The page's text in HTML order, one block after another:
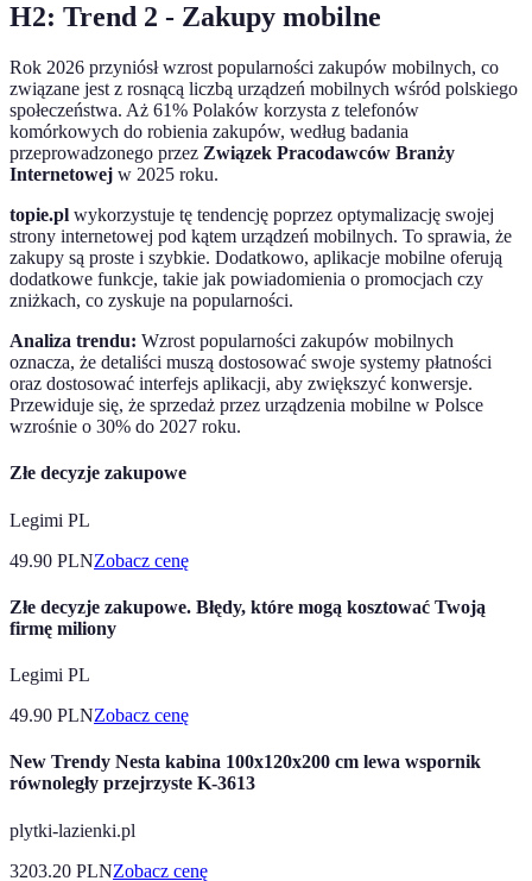
H2: Trend 2 - Zakupy mobilne
Rok 2026 przyniósł wzrost popularności zakupów mobilnych, co
związane jest z rosnącą liczbą urządzeń mobilnych wśród polskiego
społeczeństwa. Aż 61% Polaków korzysta z telefonów
komórkowych do robienia zakupów, według badania
przeprowadzonego przez Związek Pracodawców Branży
Internetowej w 2025 roku.
topie.pl wykorzystuje tę tendencję poprzez optymalizację swojej
strony internetowej pod kątem urządzeń mobilnych. To sprawia, że
zakupy są proste i szybkie. Dodatkowo, aplikacje mobilne oferują
dodatkowe funkcje, takie jak powiadomienia o promocjach czy
zniżkach, co zyskuje na popularności.
Analiza trendu: Wzrost popularności zakupów mobilnych
oznacza, że ​​detaliści muszą dostosować swoje systemy płatności
oraz dostosować interfejs aplikacji, aby zwiększyć konwersje.
Przewiduje się, że sprzedaż przez urządzenia mobilne w Polsce
wzrośnie o 30% do 2027 roku.
Złe decyzje zakupowe
Legimi PL
49.90 PLNZobacz cenę
Złe decyzje zakupowe. Błędy, które mogą kosztować Twoją
firmę miliony
Legimi PL
49.90 PLNZobacz cenę
New Trendy Nesta kabina 100x120x200 cm lewa wspornik
równoległy przejrzyste K-3613
plytki-lazienki.pl
3203.20 PLNZobacz cenę